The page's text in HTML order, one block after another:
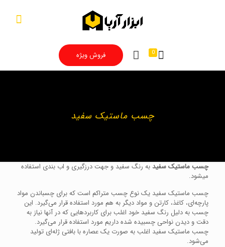
0 فروش ویژه
چسب ماستیک سفید
چسب ماستیک سفید به رنگ سفید و جهت درزگیری و اب بندی استفاده
میشود.
چسب ماستیک سفید یک نوع چسب متراکم است که برای چسباندن مواد
پارچه‌ای، کاغذ، کارتن و مواد دیگر به هم مورد استفاده قرار می‌گیرد. این
چسب به دلیل رنگ سفید خود اغلب برای کاربردهایی که در آنها نیاز به
دقت و دیدن نواحی چسبیده شده داریم مورد استفاده قرار می‌گیرد.
چسب ماستیک سفید اغلب به صورت یک عصاره‌ با بافتی ژله‌ای تولید
می‌شود.